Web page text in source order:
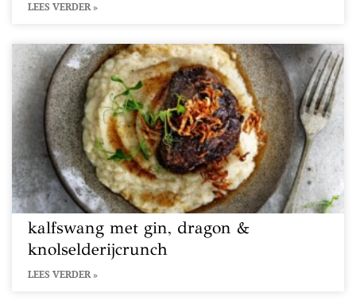
LEES VERDER »
kalfswang met gin, dragon &
knolselderijcrunch
LEES VERDER »